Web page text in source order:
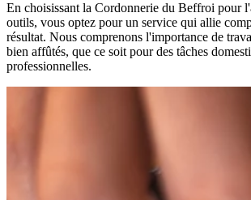
En choisissant la Cordonnerie du Beffroi pour
outils, vous optez pour un service qui allie
résultat. Nous comprenons l'importance de
bien affûtés, que ce soit pour des tâches
professionnelles.